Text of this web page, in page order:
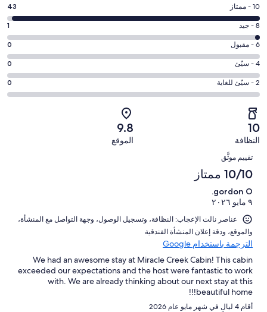
درجة
التصنيف
10
-
ممتاز.
43
من
أصل
44
من
تقييمات
النزلاء
10 - ممتاز 43
درجة
التصنيف
8
-
جيد.
1
من
أصل
44
من
النزلاء
8 - جيد 1
درجة
التصنيف
6
-
مقبول.
0
من
أصل
44
من
تقييمات
النزلاء
6 - مقبول 0
درجة
التصنيف
4
سيّئ.
0
من
44
من
تقييمات
النزلاء
4 - سيّئ 0
درجة
التصنيف
2
-
سيّئ
للغاية.
من
44
من
تقييمات
النزلاء
2 - سيّئ للغاية 0
10
النظافة
9.8
الموقع
التقييمات
تقييم موثَّق
10/10 ممتاز
gordon O.
٩ مايو ٢٠٢٦
عناصر نالت الإعجاب: ⁦النظافة⁩، و⁦تسجيل الوصول⁩، و⁦جهة التواصل مع المنشأة⁩،
و⁦الموقع⁩، و⁦دقة إعلان المنشأة الفندقية⁩
الترجمة باستخدام Google
We had an awesome stay at Miracle Creek Cabin! This cabin
exceeded our expectations and the host were fantastic to work
with. We are already thinking about our next stay at this
beautiful home!!!
أقام 4 ليالٍ في شهر مايو عام 2026